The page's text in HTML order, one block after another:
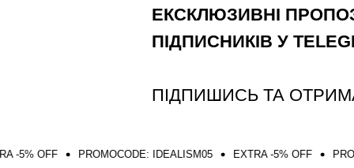
ЕКСКЛЮЗИВНІ
ПІДПИСНИКІВ У
ПІДПИШИСЬ ТА
PROMOCODE: IDEALISM05 EXTRA -5% OFF PROMOCODE: